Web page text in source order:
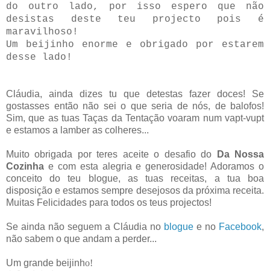
do outro lado, por isso espero que não
desistas deste teu projecto pois é
maravilhoso!
Um beijinho enorme e obrigado por estarem
desse lado!
Cláudia, ainda dizes tu que detestas fazer doces! Se
gostasses então não sei o que seria de nós, de balofos!
Sim, que as tuas Taças da Tentação voaram num vapt-vupt
e estamos a lamber as colheres...
Muito obrigada por teres aceite o desafio do
Da Nossa
Cozinha e com esta alegria e generosidade! Adoramos o
conceito do teu blogue, as tuas receitas, a tua boa
disposição e estamos sempre desejosos da próxima receita.
Muitas Felicidades para todos os teus projectos!
Se ainda não seguem a Cláudia no blogue e no Facebook,
não sabem o que andam a perder...
Um grande beijinho!